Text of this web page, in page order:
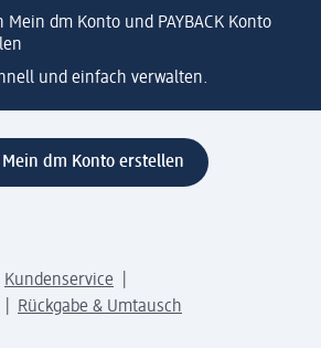
dm Konto und PAYBACK Konto
und einfach verwalten.
Mein dm Konto erstellen
Kundenservice
Rückgabe & Umtausch